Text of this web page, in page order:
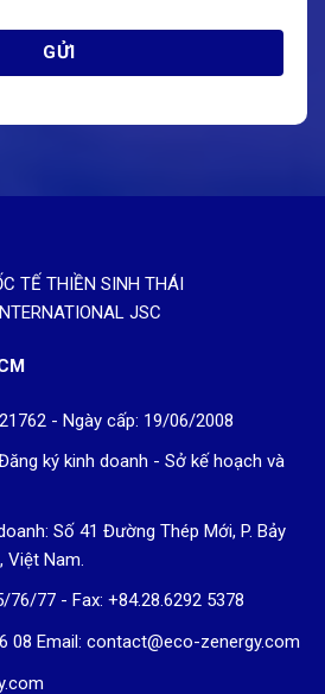
TẾ THIỀN SINH THÁI
JSC
- Ngày cấp: 19/06/2008
ký kinh doanh - Sở kế hoạch và
Số 41 Đường Thép Mới, P. Bảy
Việt Nam.
76/77 - Fax: +84.28.6292 5378
08 Email: contact@eco-zenergy.com